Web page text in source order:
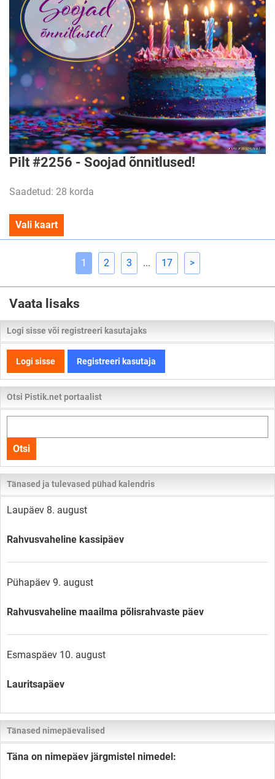
Pilt #2256 - Soojad õnnitlused!
Saadetud: 28 korda
Vali kaart
1 2 3 ... 17 >
Vaata lisaks
Logi sisse või registreeri kasutajaks
Logi sisse Registreeri kasutaja
Otsi Pistik.net portaalist
kogu
lehelt
Otsi
Tänased ja tulevased pühad kalendris
Laupäev 8. august
Rahvusvaheline kassipäev
Pühapäev 9. august
Rahvusvaheline maailma põlisrahvaste päev
Esmaspäev 10. august
Lauritsapäev
Tänased nimepäevalised
Täna on nimepäev järgmistel nimedel: